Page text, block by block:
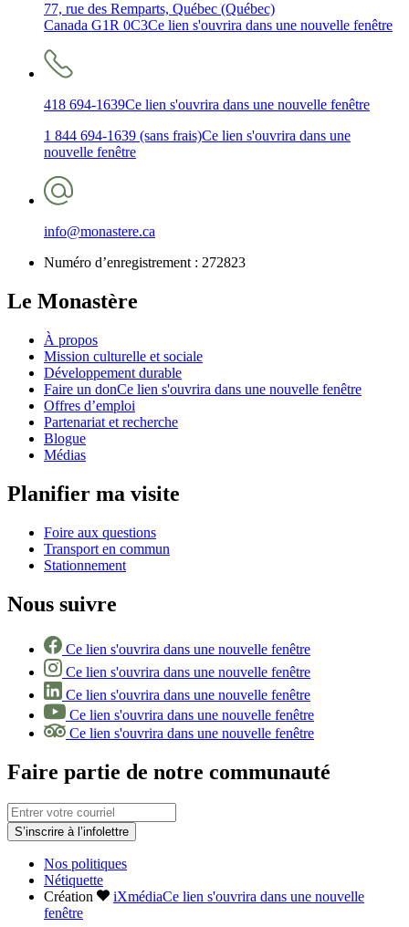
77, rue des Remparts, Québec (Québec)
Canada G1R 0C3Ce lien s'ouvrira dans une nouvelle fenêtre
418 694-1639Ce lien s'ouvrira dans une nouvelle fenêtre
1 844 694-1639 (sans frais)Ce lien s'ouvrira dans une
nouvelle fenêtre
info@monastere.ca
Numéro d’enregistrement : 272823
Le Monastère
À propos
Mission culturelle et sociale
Développement durable
Faire un donCe lien s'ouvrira dans une nouvelle fenêtre
Offres d’emploi
Partenariat et recherche
Blogue
Médias
Planifier ma visite
Foire aux questions
Transport en commun
Stationnement
Nous suivre
Ce lien s'ouvrira dans une nouvelle fenêtre
Ce lien s'ouvrira dans une nouvelle fenêtre
Ce lien s'ouvrira dans une nouvelle fenêtre
Ce lien s'ouvrira dans une nouvelle fenêtre
Ce lien s'ouvrira dans une nouvelle fenêtre
Faire partie de notre communauté
S’inscrire à l’infolettre
Nos politiques
Nétiquette
Création
iXmédiaCe lien s'ouvrira dans une nouvelle
fenêtre